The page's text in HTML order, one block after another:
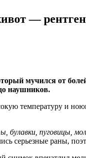
—
мучился от
наушников.
температуру и
пуговицы,
серьезные раны,